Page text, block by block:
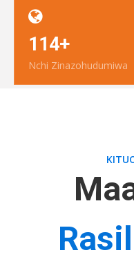
114+
Nchi Zinazohudumiwa